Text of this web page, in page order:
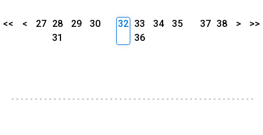
<< < 27 28 29
30
31
32 33 34
35
36
37 38 > >>